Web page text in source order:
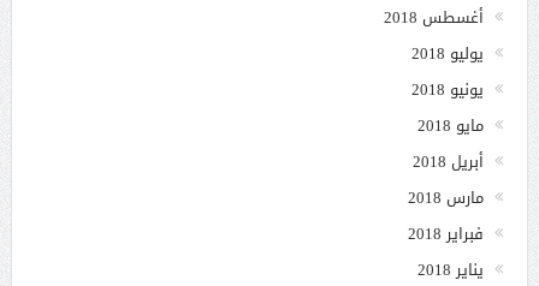
أغسطس 2018
يوليو 2018
يونيو 2018
مايو 2018
أبريل 2018
مارس 2018
فبراير 2018
يناير 2018